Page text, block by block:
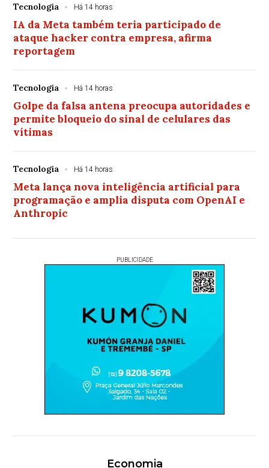
Tecnologia Há 14 horas
IA da Meta também teria participado de
ataque hacker contra empresa, afirma
reportagem
Tecnologia Há 14 horas
Golpe da falsa antena preocupa autoridades e
permite bloqueio do sinal de celulares das
vítimas
Tecnologia Há 14 horas
Meta lança nova inteligência artificial para
programação e amplia disputa com OpenAI e
Anthropic
PUBLICIDADE
Economia